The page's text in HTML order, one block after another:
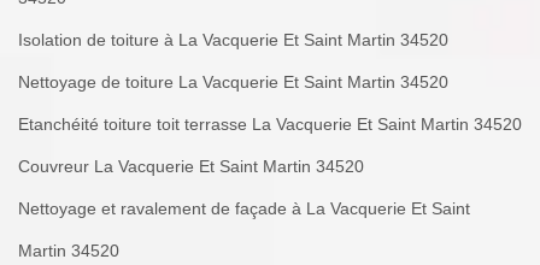
Isolation de toiture à La Vacquerie Et Saint Martin 34520
Nettoyage de toiture La Vacquerie Et Saint Martin 34520
Etanchéité toiture toit terrasse La Vacquerie Et Saint Martin 34520
Couvreur La Vacquerie Et Saint Martin 34520
Nettoyage et ravalement de façade à La Vacquerie Et Saint
Martin 34520